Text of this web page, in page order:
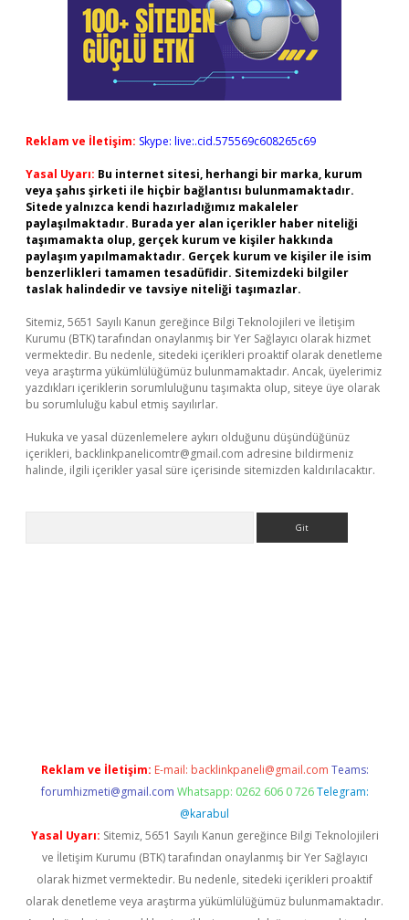
Reklam ve İletişim: Skype: live:.cid.575569c608265c69
Yasal Uyarı: Bu internet sitesi, herhangi bir marka, kurum
veya şahıs şirketi ile hiçbir bağlantısı bulunmamaktadır.
Sitede yalnızca kendi hazırladığımız makaleler
paylaşılmaktadır. Burada yer alan içerikler haber niteliği
taşımamakta olup, gerçek kurum ve kişiler hakkında
paylaşım yapılmamaktadır. Gerçek kurum ve kişiler ile isim
benzerlikleri tamamen tesadüfidir. Sitemizdeki bilgiler
taslak halindedir ve tavsiye niteliği taşımazlar.
Sitemiz, 5651 Sayılı Kanun gereğince Bilgi Teknolojileri ve İletişim
Kurumu (BTK) tarafından onaylanmış bir Yer Sağlayıcı olarak hizmet
vermektedir. Bu nedenle, sitedeki içerikleri proaktif olarak denetleme
veya araştırma yükümlülüğümüz bulunmamaktadır. Ancak, üyelerimiz
yazdıkları içeriklerin sorumluluğunu taşımakta olup, siteye üye olarak
bu sorumluluğu kabul etmiş sayılırlar.
Hukuka ve yasal düzenlemelere aykırı olduğunu düşündüğünüz
içerikleri, backlinkpanelicomtr@gmail.com adresine bildirmeniz
halinde, ilgili içerikler yasal süre içerisinde sitemizden kaldırılacaktır.
Reklam ve İletişim: E-mail: backlinkpaneli@gmail.com Teams:
forumhizmeti@gmail.com Whatsapp: 0262 606 0 726 Telegram:
@karabul
Yasal Uyarı: Sitemiz, 5651 Sayılı Kanun gereğince Bilgi Teknolojileri
ve İletişim Kurumu (BTK) tarafından onaylanmış bir Yer Sağlayıcı
olarak hizmet vermektedir. Bu nedenle, sitedeki içerikleri proaktif
olarak denetleme veya araştırma yükümlülüğümüz bulunmamaktadır.